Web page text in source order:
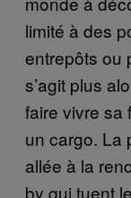
limité à des
entrepôts ou
s’agit plus
faire vivre sa
un cargo. La
allée à la
by qui tuent